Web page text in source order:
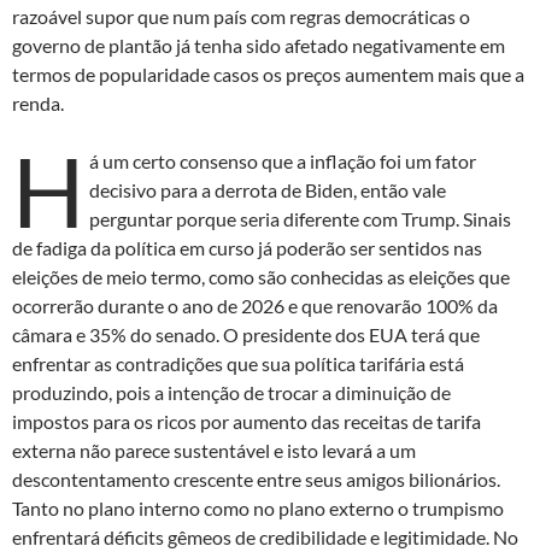
razoável supor que num país com regras democráticas o
governo de plantão já tenha sido afetado negativamente em
termos de popularidade casos os preços aumentem mais que a
renda.
H á um certo consenso que a inflação foi um fator
decisivo para a derrota de Biden, então vale
perguntar porque seria diferente com Trump. Sinais
de fadiga da política em curso já poderão ser sentidos nas
eleições de meio termo, como são conhecidas as eleições que
ocorrerão durante o ano de 2026 e que renovarão 100% da
câmara e 35% do senado. O presidente dos EUA terá que
enfrentar as contradições que sua política tarifária está
produzindo, pois a intenção de trocar a diminuição de
impostos para os ricos por aumento das receitas de tarifa
externa não parece sustentável e isto levará a um
descontentamento crescente entre seus amigos bilionários.
Tanto no plano interno como no plano externo o trumpismo
enfrentará déficits gêmeos de credibilidade e legitimidade. No